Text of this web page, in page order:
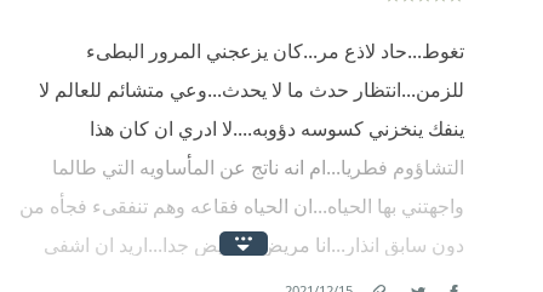
تغوط...حاد لاذع مر...كان يزعجني المرور البطىء
للزمن...انتظار حدث ما لا يحدث...وعي متشائم للعالم لا
ينفك ينخزني كسوسه دؤوبه....لا ادري ان كان هذا
التشاؤوم فطريا...ام انه ناتج عن المأساويه التي طالما
واجهتني بها الحياه...ان الحياه فقاعه وهم تنفقىء فجأه من
دون سابق انذار...انا مريض...مريض جدا...اريد ان اشفى
من الخوف و الانتظار...لقد فقدت اهتمامي بمعارك الارض